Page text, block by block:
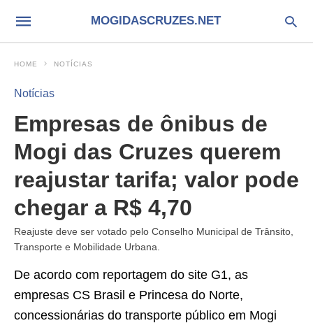
MOGIDASCRUZES.NET
HOME NOTÍCIAS
Notícias
Empresas de ônibus de
Mogi das Cruzes querem
reajustar tarifa; valor pode
chegar a R$ 4,70
Reajuste deve ser votado pelo Conselho Municipal de Trânsito,
Transporte e Mobilidade Urbana.
De acordo com reportagem do site G1, as
empresas CS Brasil e Princesa do Norte,
concessionárias do transporte público em Mogi